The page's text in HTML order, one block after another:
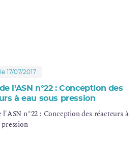
17/07/2017
l'ASN n°22 : Conception des
à eau sous pression
l'ASN n°22 : Conception des réacteurs à
pression